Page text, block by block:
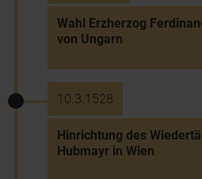
Wahl Erzherzog
von Ungarn
10.3.1528
Hinrichtung des
Hubmayr in Wien